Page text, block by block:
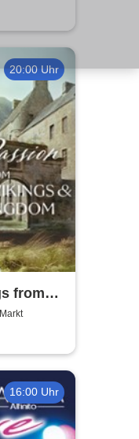
20:00 Uhr
from
Last
16:00 Uhr